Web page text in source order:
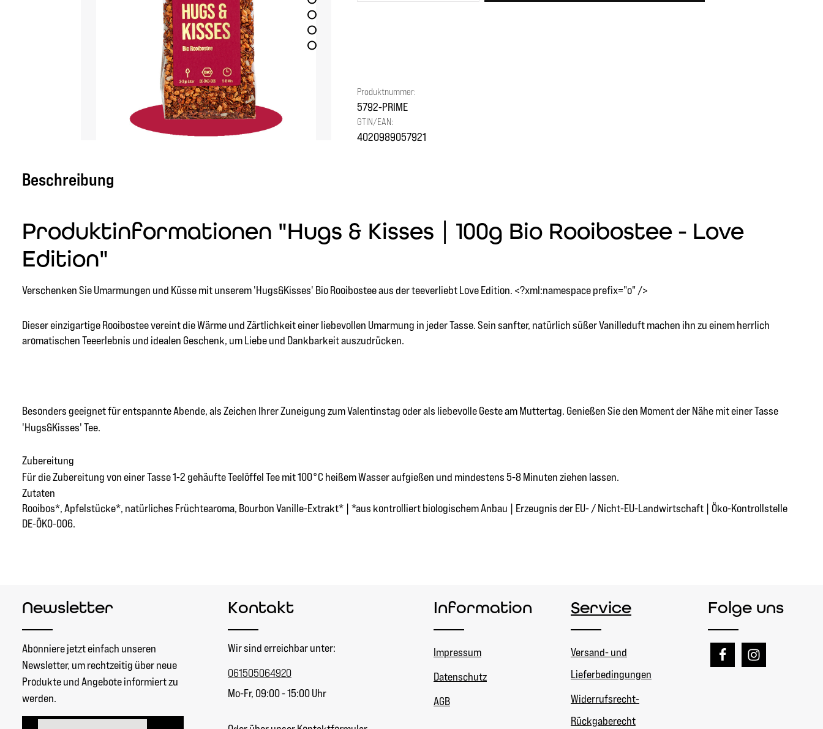
Produktnummer:
5792-PRIME
GTIN/EAN:
4020989057921
Beschreibung
Produktinformationen "Hugs & Kisses | 100g Bio Rooibostee - Love
Edition"
Verschenken Sie Umarmungen und Küsse mit unserem 'Hugs&Kisses' Bio Rooibostee aus der teeverliebt Love Edition. <?xml:namespace prefix="o" />
Dieser einzigartige Rooibostee vereint die Wärme und Zärtlichkeit einer liebevollen Umarmung in jeder Tasse. Sein sanfter, natürlich süßer Vanilleduft machen ihn zu einem herrlich
aromatischen Teeerlebnis und idealen Geschenk, um Liebe und Dankbarkeit auszudrücken.
Besonders geeignet für entspannte Abende, als Zeichen Ihrer Zuneigung zum Valentinstag oder als liebevolle Geste am Muttertag. Genießen Sie den Moment der Nähe mit einer Tasse
'Hugs&Kisses' Tee.
Zubereitung
Für die Zubereitung von einer Tasse 1-2 gehäufte Teelöffel Tee mit 100°C heißem Wasser aufgießen und mindestens 5-8 Minuten ziehen lassen.
Zutaten
Rooibos*, Apfelstücke*, natürliches Früchtearoma, Bourbon Vanille-Extrakt* | *aus kontrolliert biologischem Anbau | Erzeugnis der EU- / Nicht-EU-Landwirtschaft | Öko-Kontrollstelle
DE-ÖKO-006.
Newsletter
Abonniere jetzt einfach unseren
Newsletter, um rechtzeitig über neue
Produkte und Angebote informiert zu
werden.
Kontakt
Wir sind erreichbar unter:
061505064920
Mo-Fr, 09:00 - 15:00 Uhr
Information
Impressum
Datenschutz
AGB
Service
Versand- und
Lieferbedingungen
Widerrufsrecht-
Rückgaberecht
Folge uns